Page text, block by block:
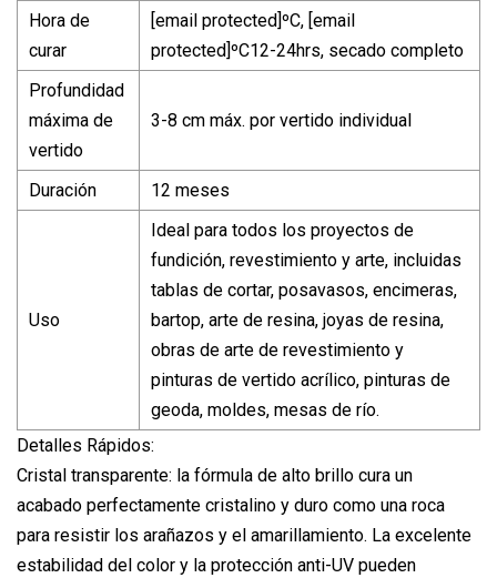
Hora de
curar
[email protected]ºC, [email
protected]ºC12-24hrs, secado completo
Profundidad
máxima de
vertido
3-8 cm máx. por vertido individual
Duración 12 meses
Uso
Ideal para todos los proyectos de
fundición, revestimiento y arte, incluidas
tablas de cortar, posavasos, encimeras,
bartop, arte de resina, joyas de resina,
obras de arte de revestimiento y
pinturas de vertido acrílico, pinturas de
geoda, moldes, mesas de río.
Detalles Rápidos:
Cristal transparente: la fórmula de alto brillo cura un
acabado perfectamente cristalino y duro como una roca
para resistir los arañazos y el amarillamiento. La excelente
estabilidad del color y la protección anti-UV pueden